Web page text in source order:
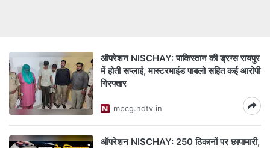
ऑपरेशन NISCHAY: पाकिस्तान की ड्रग्स रायपुर
में होती सप्लाई, मास्टरमाइंड पाबलो सहित कई आरोपी
गिरफ्तार
mpcg.ndtv.in
ऑपरेशन NISCHAY: 250 ठिकानों पर छापामारी,